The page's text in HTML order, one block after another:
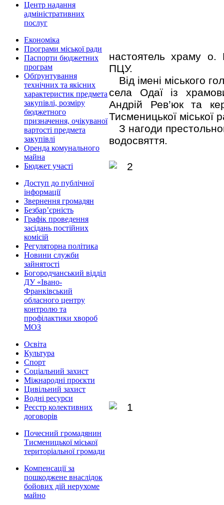
Центр надання
адміністративних
послуг
Економіка
Програми міської ради
Паспорти бюджетних
програм
Обґрунтування
технічних та якісних
характеристик предмета
закупівлі, розміру
бюджетного
призначення, очікуваної
вартості предмета
закупівлі
Оренда комунального
майна
Бюджет участі
Доступ до публічної
інформації
Звернення громадян
Безбар’єрність
Графік проведення
засідань постійних
комісій
Регуляторна політика
Новини служби
зайнятості
Богородчанський відділ
ДУ «Івано-
Франківський
обласного центру
контролю та
профілактики хвороб
МОЗ
Освіта
Культура
Спорт
Соціальний захист
Міжнародні проєкти
Цивільний захист
Водні ресурси
Реєстр колективних
договорів
Почесний громадянин
Тисменицької міської
територіальної громади
Компенсації за
пошкоджене внаслідок
бойових дій нерухоме
майно
настоятель храму о.
ПЦУ.
Від імені міського
села Одаї із
Андрій Рев’юк та
Тисменицької
З нагоди
водосвяття.